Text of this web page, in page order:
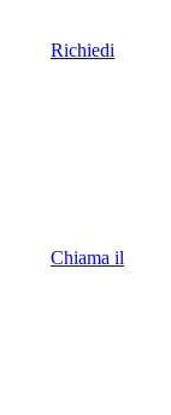
Richiedi
Chiama il